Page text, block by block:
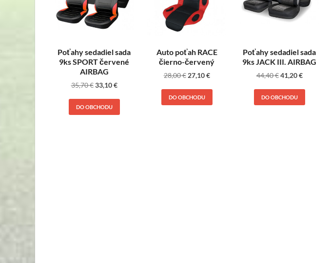
Poťahy sedadiel sada
9ks SPORT červené
AIRBAG
35,70€ 33,10€
DO OBCHODU
Auto poťah RACE
čierno-červený
28,00€ 27,10€
DO OBCHODU
Poťahy sedadiel sada
9ks JACK III. AIRBAG
44,40€ 41,20€
DO OBCHODU